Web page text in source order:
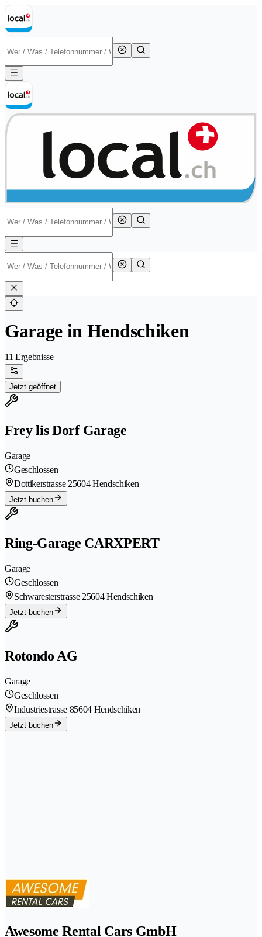
Garage in Hendschiken
11 Ergebnisse
Jetzt geöffnet
Frey lis Dorf Garage
Garage
Geschlossen
Dottikerstrasse 25604 Hendschiken
Jetzt buchen
Ring-Garage CARXPERT
Garage
Geschlossen
Schwaresterstrasse 25604 Hendschiken
Jetzt buchen
Rotondo AG
Garage
Geschlossen
Industriestrasse 85604 Hendschiken
Jetzt buchen
Awesome Rental Cars GmbH